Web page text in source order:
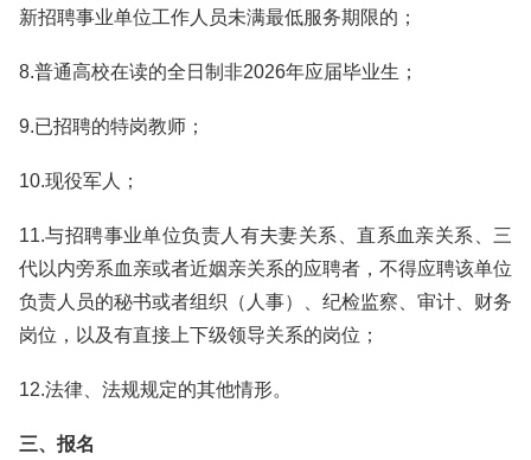
新招聘事业单位工作人员未满最低服务期限的；
8.普通高校在读的全日制非2026年应届毕业生；
9.已招聘的特岗教师；
10.现役军人；
11.与招聘事业单位负责人有夫妻关系、直系血亲关系、三
代以内旁系血亲或者近姻亲关系的应聘者，不得应聘该单位
负责人员的秘书或者组织（人事）、纪检监察、审计、财务
岗位，以及有直接上下级领导关系的岗位；
12.法律、法规规定的其他情形。
三、报名